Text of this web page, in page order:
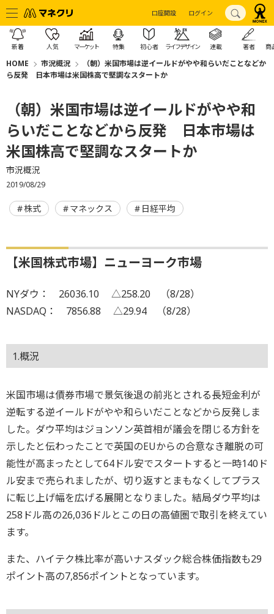
口座開設 ログイン
新着 人気 マーケット 特集 初心者 ライフデザイン 連載 著者 商
HOME 市況概況
（朝）米国市場は逆イールドがやや和らいだことなどか
ら反発 日本市場は米国株高で堅調なスタートか
（朝）米国市場は逆イールドがやや和
らいだことなどから反発 日本市場は
米国株高で堅調なスタートか
市況概況
2019/08/29
株式 マネックス 日経平均
【米国株式市場】ニューヨーク市場
NYダウ： 26036.10 △258.20 （8/28）
NASDAQ： 7856.88 △29.94 （8/28）
1.概況
米国市場は債券市場で景気後退の前兆とされる長短金利が
逆転する逆イールドがやや和らいだことなどから反発しま
した。ダウ平均はジョンソン英首相が議会を閉じる方針を
示したと伝わったことで英国のEUからの合意なき離脱の可
能性が高まったとして64ドル安でスタートすると一時140ド
ル安まで売られましたが、切り返すとまもなくしてプラス
に転じ上げ幅を広げる展開となりました。結局ダウ平均は
258ドル高の26,036ドルとこの日の高値圏で取引を終えてい
ます。
また、ハイテク株比率が高いナスダック総合株価指数も29
ポイント高の7,856ポイントとなっています。